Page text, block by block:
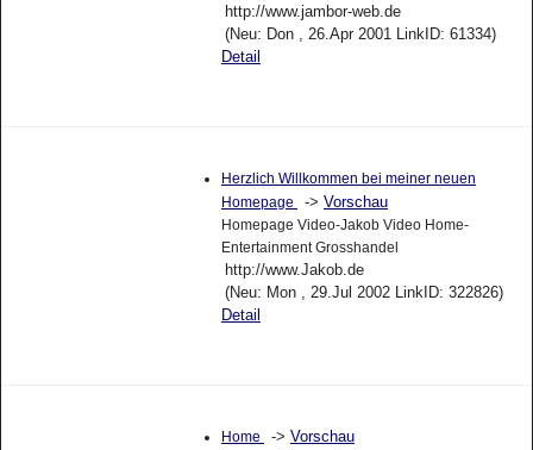
http://www.jambor-web.de
(Neu: Don , 26.Apr 2001 LinkID: 61334)
Detail
Herzlich Willkommen bei meiner neuen
Homepage
-> Vorschau
Homepage Video-Jakob Video Home-
Entertainment Grosshandel
http://www.Jakob.de
(Neu: Mon , 29.Jul 2002 LinkID: 322826)
Detail
Home -> Vorschau